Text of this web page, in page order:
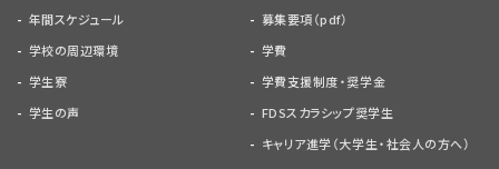
年間スケジュール
学校の周辺環境
学生寮
学生の声
募集要項（pdf）
学費
学費支援制度・奨学金
FDSスカラシップ奨学生
キャリア進学（大学生・社会人の方へ）